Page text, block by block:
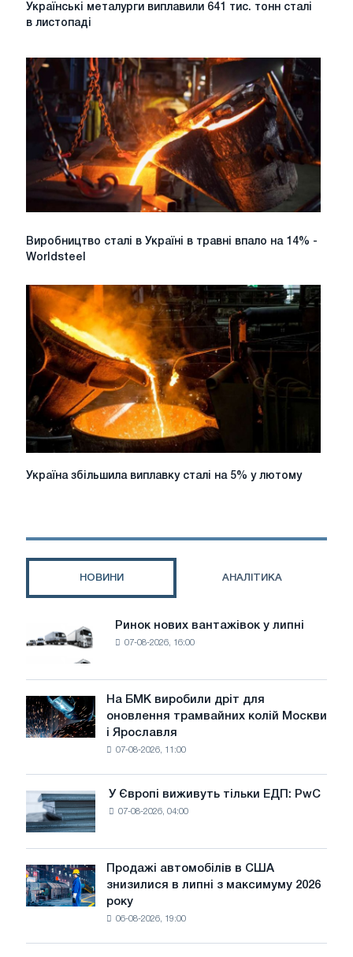
металурги
тис.
тонн
сталі
листопаді
Українські металурги виплавили 641 тис. тонн сталі
в листопаді
Виробництво
сталі
Україні
травні
впало
14%
-
Worldsteel
Виробництво сталі в Україні в травні впало на 14% -
Worldsteel
Україна
на
Україна збільшила виплавку сталі на 5% у лютому
НОВИНИ АНАЛІТИКА
Ринок
нових
вантажівок
у
липні
Ринок нових вантажівок у липні
07-08-2026, 16:00
На
БМК
виробили
трамвайних
колій
Ярославля
На БМК виробили дріт для
оновлення трамвайних колій Москви
і Ярославля
07-08-2026, 11:00
Європі
виживуть
тільки
ЕДП:
PwC
У Європі виживуть тільки ЕДП: PwC
07-08-2026, 04:00
Продажі
автомобілів
в
Продажі автомобілів в США
знизилися в липні з максимуму 2026
року
06-08-2026, 19:00